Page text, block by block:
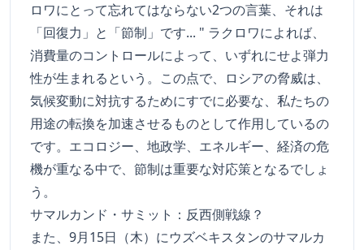
ロワにとって忘れてはならない2つの言葉、それは
「回復力」と「節制」です... " ラクロワによれば、
消費量のコントロールによって、いずれにせよ弾力
性が生まれるという。この点で、ロシアの脅威は、
気候変動に対抗するためにすでに必要な、私たちの
用途の転換を加速させるものとして作用しているの
です。エコロジー、地政学、エネルギー、経済の危
機が重なる中で、節制は重要な対応策となるでしょ
う。
サマルカンド・サミット：反西側戦線？
また、9月15日（木）にウズベキスタンのサマルカ